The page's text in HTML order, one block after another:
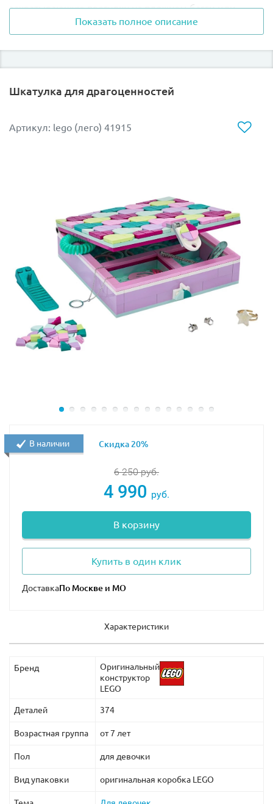
захватывающую прогулку на пляжном багги или
отдохните на качелях.
В наборе есть различные аксессуары, которые делают
Показать полное описание
Шкатулка для драгоценностей
Артикул: lego (лего) 41915
6 250руб.
4 990 руб.
В корзину
Купить в один клик
Доставка
В наличии Скидка 20%
Характеристики
Бренд
Оригинальный
конструктор
LEGO
Деталей 374
Возрастная группа от 7 лет
Пол для девочки
Вид упаковки оригинальная коробка LEGO